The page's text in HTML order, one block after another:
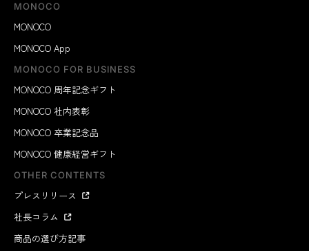
MONOCO
MONOCO
MONOCO App
MONOCO FOR BUSINESS
MONOCO 周年記念ギフト
MONOCO 社内表彰
MONOCO 卒業記念品
MONOCO 健康経営ギフト
OTHER CONTENTS
プレスリリース
社長コラム
商品の選び方記事